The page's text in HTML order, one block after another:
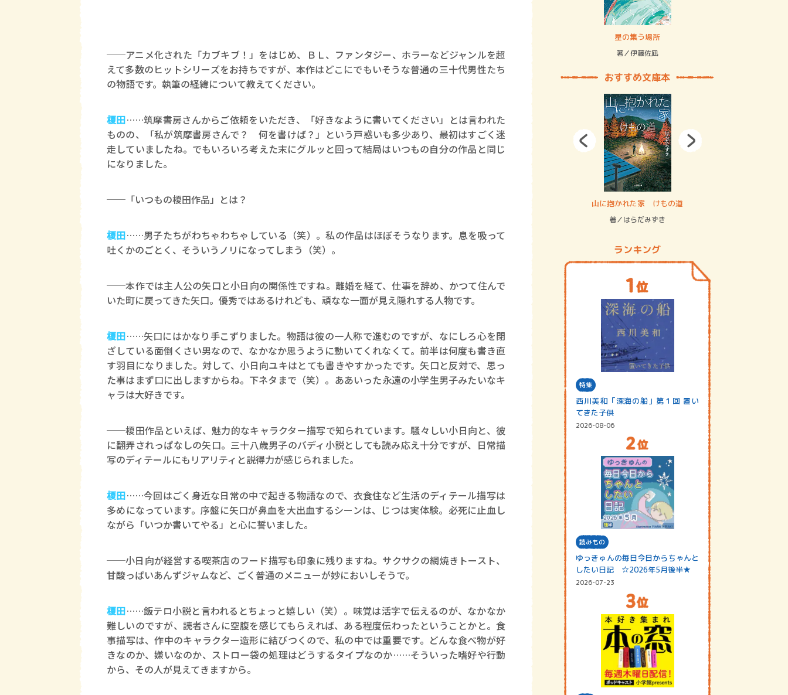
──アニメ化された「カブキブ！」をはじめ、ＢＬ、ファンタジー、ホラーなどジャンルを超
えて多数のヒットシリーズをお持ちですが、本作はどこにでもいそうな普通の三十代男性たち
の物語です。執筆の経緯について教えてください。
榎田……筑摩書房さんからご依頼をいただき、「好きなように書いてください」とは言われた
ものの、「私が筑摩書房さんで？ 何を書けば？」という戸惑いも多少あり、最初はすごく迷
走していましたね。でもいろいろ考えた末にグルッと回って結局はいつもの自分の作品と同じ
になりました。
──「いつもの榎田作品」とは？
榎田……男子たちがわちゃわちゃしている（笑）。私の作品はほぼそうなります。息を吸って
吐くかのごとく、そういうノリになってしまう（笑）。
──本作では主人公の矢口と小日向の関係性ですね。離婚を経て、仕事を辞め、かつて住んで
いた町に戻ってきた矢口。優秀ではあるけれども、頑なな一面が見え隠れする人物です。
榎田……矢口にはかなり手こずりました。物語は彼の一人称で進むのですが、なにしろ心を閉
ざしている面倒くさい男なので、なかなか思うように動いてくれなくて。前半は何度も書き直
す羽目になりました。対して、小日向ユキはとても書きやすかったです。矢口と反対で、思っ
た事はまず口に出しますからね。下ネタまで（笑）。ああいった永遠の小学生男子みたいなキ
ャラは大好きです。
──榎田作品といえば、魅力的なキャラクター描写で知られています。騒々しい小日向と、彼
に翻弄されっぱなしの矢口。三十八歳男子のバディ小説としても読み応え十分ですが、日常描
写のディテールにもリアリティと説得力が感じられました。
榎田……今回はごく身近な日常の中で起きる物語なので、衣食住など生活のディテール描写は
多めになっています。序盤に矢口が鼻血を大出血するシーンは、じつは実体験。必死に止血し
ながら「いつか書いてやる」と心に誓いました。
──小日向が経営する喫茶店のフード描写も印象に残りますね。サクサクの網焼きトースト、
甘酸っぱいあんずジャムなど、ごく普通のメニューが妙においしそうで。
榎田……飯テロ小説と言われるとちょっと嬉しい（笑）。味覚は活字で伝えるのが、なかなか
難しいのですが、読者さんに空腹を感じてもらえれば、ある程度伝わったということかと。食
事描写は、作中のキャラクター造形に結びつくので、私の中では重要です。どんな食べ物が好
きなのか、嫌いなのか、ストロー袋の処理はどうするタイプなのか……そういった嗜好や行動
から、その人が見えてきますから。
賞金稼ぎスリーサム！ 二重拘束の…
著／川瀬七緒
星の集う場所
著／伊藤佐凪
おすすめ文庫本
山に抱かれた家 けもの道
著／はらだみずき
ランキング
特集
西川美和「深海の船」第１回 置い
てきた子供
2026-08-06
読みもの
ゆっきゅんの毎日今日からちゃんと
したい日記 ☆2026年5月後半★
2026-07-23